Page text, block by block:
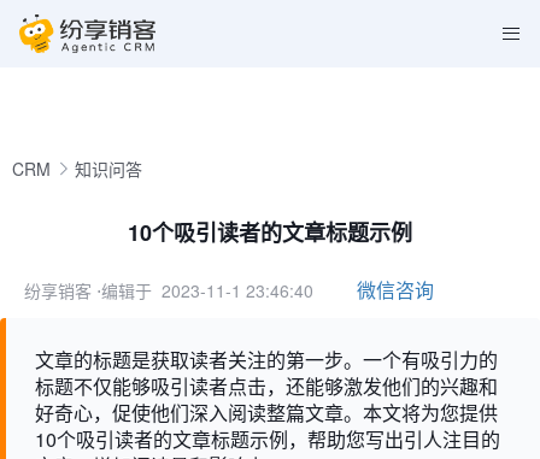
CRM 知识问答
10个吸引读者的文章标题示例
纷享销客 ⋅编辑于 2023-11-1 23:46:40 微信咨询
文章的标题是获取读者关注的第一步。一个有吸引力的
标题不仅能够吸引读者点击，还能够激发他们的兴趣和
好奇心，促使他们深入阅读整篇文章。本文将为您提供
10个吸引读者的文章标题示例，帮助您写出引人注目的